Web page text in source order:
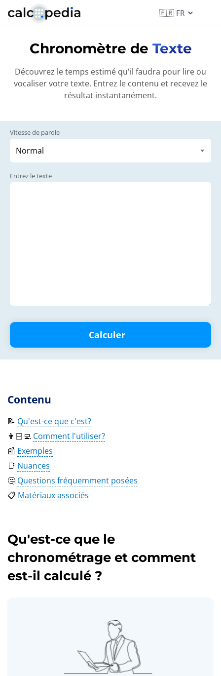
Chronomètre de Texte
Découvrez le temps estimé qu'il faudra pour lire ou
vocaliser votre texte. Entrez le contenu et recevez le
résultat instantanément.
Vitesse de parole
Entrez le texte
Calculer
Contenu
📝 Qu'est-ce que c'est?
👨🏻‍💻 Comment l'utiliser?
📰 Exemples
📑 Nuances
🤔 Questions fréquemment posées
📋 Matériaux associés
Qu'est-ce que le
chronométrage et comment
est-il calculé ?